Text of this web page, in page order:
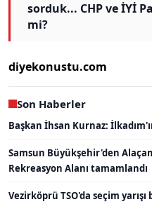
diyekonustu.com
Son Haberler
Başkan İhsan Kurnaz:
Samsun Büyükşehir'den
Rekreasyon Alanı tamamlandı
Vezirköprü TSO'da seçim